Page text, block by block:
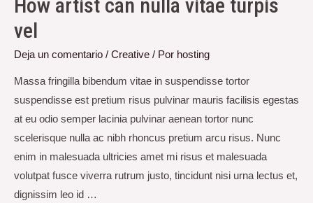
How artist can nulla vitae turpis
vel
Deja un comentario / Creative / Por hosting
Massa fringilla bibendum vitae in suspendisse tortor
suspendisse est pretium risus pulvinar mauris facilisis egestas
at eu odio semper lacinia pulvinar aenean tortor nunc
scelerisque nulla ac nibh rhoncus pretium arcu risus. Nunc
enim in malesuada ultricies amet mi risus et malesuada
volutpat fusce viverra rutrum justo, tincidunt nisi urna lectus et,
dignissim leo id …